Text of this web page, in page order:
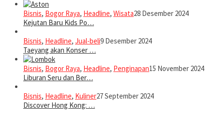
Bisnis, Bogor Raya, Headline, Wisata28 Desember 2024
Kejutan Baru Kids Po…
Bisnis, Headline, Jual-beli9 Desember 2024
Taeyang akan Konser …
Bisnis, Bogor Raya, Headline, Penginapan15 November 2024
Liburan Seru dan Ber…
Bisnis, Headline, Kuliner27 September 2024
Discover Hong Kong: …